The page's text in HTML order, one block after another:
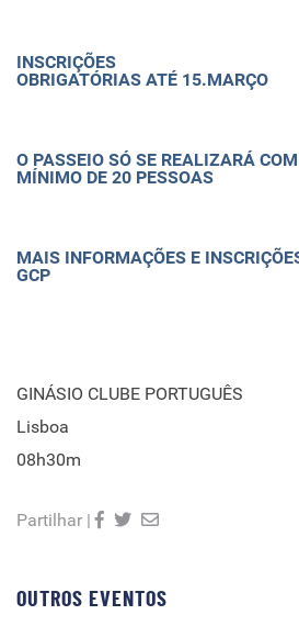
INSCRIÇÕES
OBRIGATÓRIAS ATÉ 15.MARÇO
O PASSEIO SÓ SE REALIZARÁ
MÍNIMO DE 20 PESSOAS
MAIS INFORMAÇÕES E
GCP
GINÁSIO CLUBE PORTUGUÊS
Lisboa
08h30m
Partilhar |
OUTROS EVENTOS